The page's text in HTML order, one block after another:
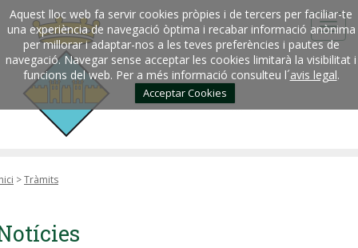
Aquest lloc web fa servir cookies pròpies i de tercers per faciliar-te
una experiència de navegació òptima i recabar informació anònima
per millorar i adaptar-nos a les teves preferències i pautes de
navegació. Navegar sense acceptar les cookies limitarà la visibilitat i
funcions del web. Per a més informació consulteu l´avis legal.
Acceptar Cookies
>Tràmits